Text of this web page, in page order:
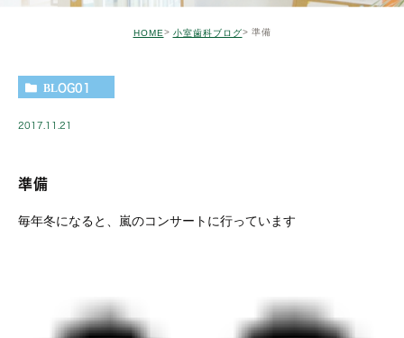
HOME 小室歯科ブログ 準備
BLOG01
2017.11.21
準備
毎年冬になると、嵐のコンサートに行っています